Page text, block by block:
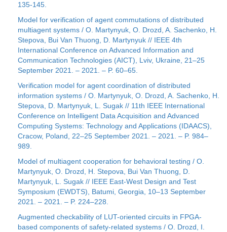
135-145.
Model for verification of agent commutations of distributed
multiagent systems / O. Martynyuk, O. Drozd, A. Sachenko, H.
Stepova, Bui Van Thuong, D. Martynyuk // IEEE 4th
International Conference on Advanced Information and
Communication Technologies (AICT), Lviv, Ukraine, 21–25
September 2021. – 2021. – P. 60–65.
Verification model for agent coordination of distributed
information systems / O. Martynyuk, O. Drozd, A. Sachenko, H.
Stepova, D. Martynyuk, L. Sugak // 11th IEEE International
Conference on Intelligent Data Acquisition and Advanced
Computing Systems: Technology and Applications (IDAACS),
Cracow, Poland, 22–25 September 2021. – 2021. – P. 984–
989.
Model of multiagent cooperation for behavioral testing / O.
Martynyuk, O. Drozd, H. Stepova, Bui Van Thuong, D.
Martynyuk, L. Sugak // IEEE East-West Design and Test
Symposium (EWDTS), Batumi, Georgia, 10–13 September
2021. – 2021. – P. 224–228.
Augmented checkability of LUT-oriented circuits in FPGA-
based components of safety-related systems / O. Drozd, I.